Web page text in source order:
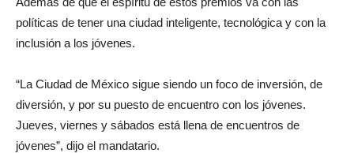
políticas de tener una ciudad inteligente, tecnológica y con la
inclusión a los jóvenes.
“La Ciudad de México sigue siendo un foco de inversión, de
diversión, y por su puesto de encuentro con los jóvenes.
Jueves, viernes y sábados está llena de encuentros de
jóvenes”, dijo el mandatario.